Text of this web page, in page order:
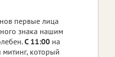
первые лица
знака нашим
С 11:00 на
который